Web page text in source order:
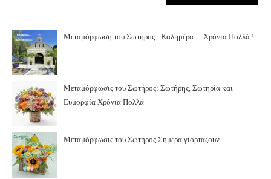
Μεταμόρφωση του Σωτήρος : Καλημέρα… Χρόνια Πολλά.!
Μεταμόρφωσις του Σωτήρος: Σωτήρης, Σωτηρία και
Ευμορφία Χρόνια Πολλά
Μεταμόρφωσις του Σωτήρος.Σήμερα γιορτάζουν